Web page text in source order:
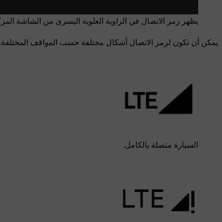
يظهر رمز الاتصال في الزاوية العلوية اليسرى من الشاشة
يمكن أن تكون لرمز الاتصال أشكال مختلفة حسب المواقف
السيارة متصلة بالكامل.